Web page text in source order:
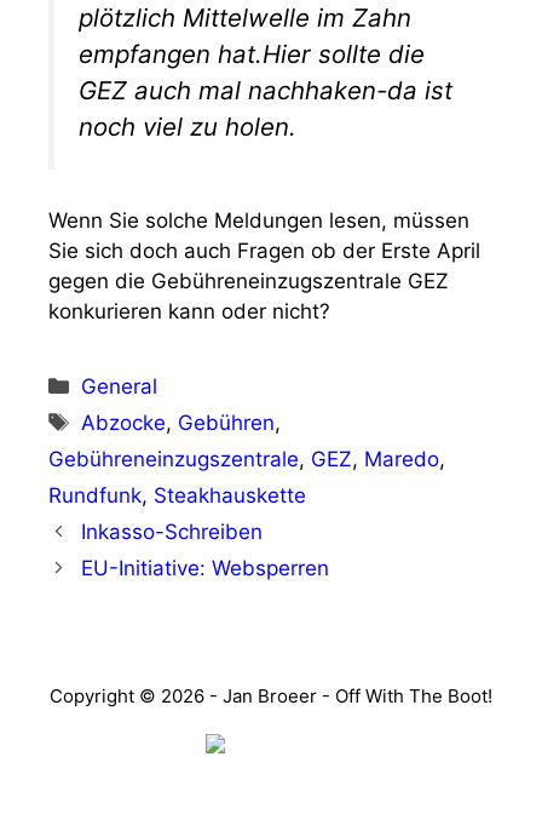
plötzlich Mittelwelle im Zahn
empfangen hat.Hier sollte die
GEZ auch mal nachhaken-da ist
noch viel zu holen.
Wenn Sie solche Meldungen lesen, müssen
Sie sich doch auch Fragen ob der Erste April
gegen die Gebühreneinzugszentrale GEZ
konkurieren kann oder nicht?
Categories
General
Tags
Abzocke, Gebühren,
Gebühreneinzugszentrale, GEZ, Maredo,
Rundfunk, Steakhauskette
Inkasso-Schreiben
EU-Initiative: Websperren
Copyright © 2026 - Jan Broeer - Off With The Boot!